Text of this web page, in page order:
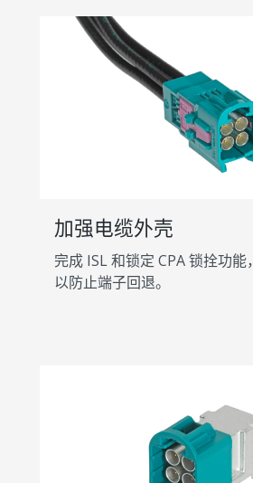
加强电缆外壳
完成 ISL 和锁定 CPA 锁拴功能，
以防止端子回退。